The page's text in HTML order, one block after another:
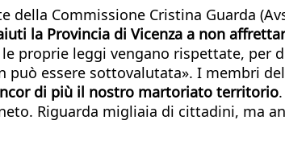
della Commissione Cristina Guarda
la Provincia di Vicenza a non
proprie leggi vengano rispettate,
può essere sottovalutata». I membri
di più il nostro martoriato territorio
Riguarda migliaia di cittadini, ma